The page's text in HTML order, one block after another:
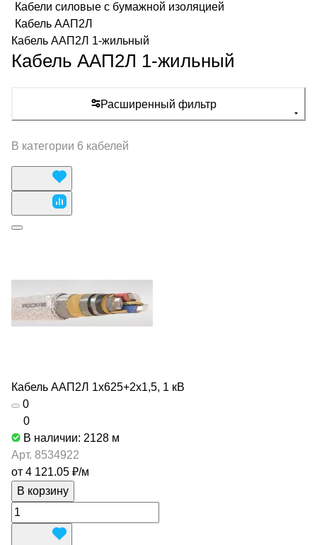
Кабели силовые с бумажной изоляцией
Кабель ААП2Л
Кабель ААП2Л 1-жильный
Кабель ААП2Л 1-жильный
Расширенный фильтр
В категории 6 кабелей
Кабель ААП2Л 1х625+2х1,5, 1 кВ
0
0
В наличии: 2128 м
Арт. 8534922
от 4 121.05 ₽/м
В корзину